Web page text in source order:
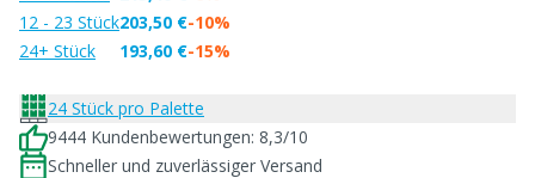
12 - 23 Stück
24+ Stück
203,50 €
193,60 €
-10%
-15%
24 Stück pro Palette
9444 Kundenbewertungen: 8,3/10
Schneller und zuverlässiger Versand